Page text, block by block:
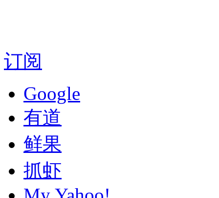
订阅
Google
有道
鲜果
抓虾